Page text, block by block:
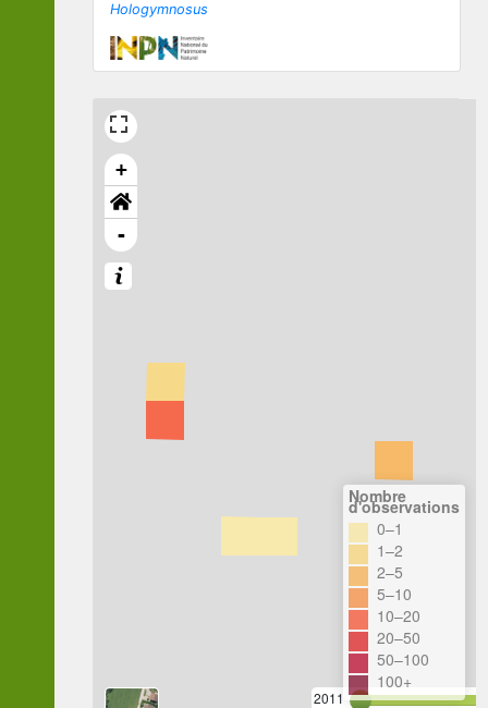
Hologymnosus
+
-
2011
Nombre
d'observations
0–1
1–2
2–5
5–10
10–20
20–50
50–100
100+